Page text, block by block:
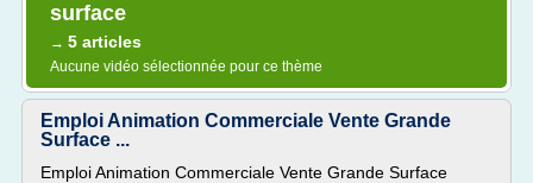
surface
→ 5 articles
Aucune vidéo sélectionnée pour ce thème
Emploi Animation Commerciale Vente Grande
Surface ...
Emploi Animation Commerciale Vente Grande Surface